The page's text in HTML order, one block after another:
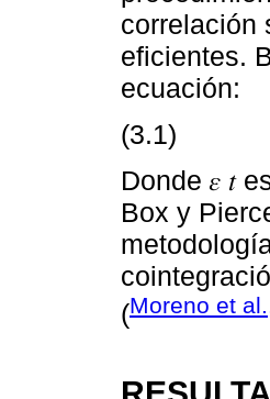
correlación
eficientes.
ecuación:
(3.1)
Donde 𝜀 𝑡
Box y
(Moreno et